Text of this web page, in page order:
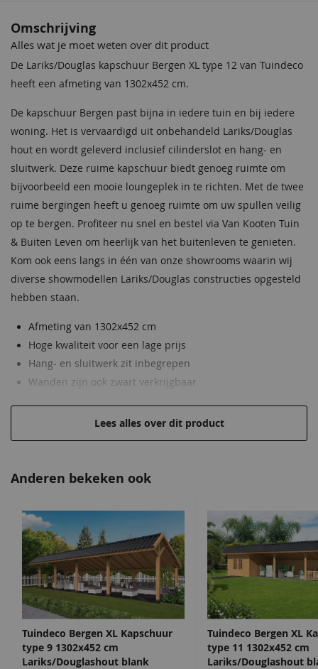
Cilinderslot Inclusief
Hang en
sluitwerk
Inclusief
Daktype Kapschuurdak
Daktype filter Kapschuurdak
Breedte 452 cm
Lengte 1302 cm
Hoogte 326 cm
EAN code 8715815644005
Omschrijving
Alles wat je moet weten over dit product
De Lariks/Douglas kapschuur Bergen XL type 12 van Tuindeco
heeft een afmeting van 1302x452 cm.
De kapschuur Bergen past bijna in iedere tuin en bij iedere
woning. Het is vervaardigd uit onbehandeld Lariks/Douglas
hout en wordt geleverd inclusief cilinderslot en hang- en
sluitwerk. Deze ruime kapschuur biedt genoeg ruimte om
bijvoorbeeld een mooie loungeplek in te richten. Met de twee
ruime bergingen heeft u genoeg ruimte om uw spullen veilig
op te bergen. Profiteer nu snel en bestel via Van Kooten Tuin
& Buiten Leven om heerlijk van het buitenleven te genieten.
Kom ook eens langs in één van onze showrooms waarin wij
diverse showmodellen Lariks/Douglas constructies opgesteld
hebben staan.
Afmeting van 1302x452 cm
Hoge kwaliteit voor een lage prijs
Hang- en sluitwerk zit inbegrepen
Wanden zijn ook zwart verkrijgbaar
Lees alles over dit product
Anderen bekeken ook
Tuindeco Bergen XL Kapschuur
type 9 1302x452 cm
Lariks/Douglashout blank
Tuindeco Bergen XL
type 11 1302x452 cm
Lariks/Douglashout